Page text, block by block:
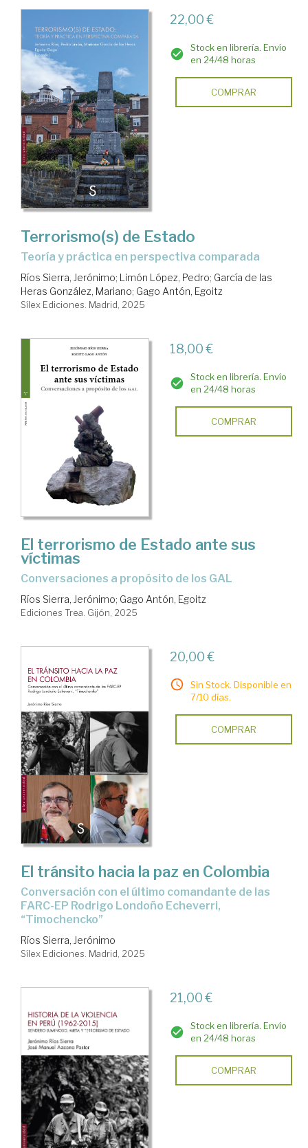
22,00 €
Stock en librería. Envío
en 24/48 horas
COMPRAR
Terrorismo(s) de Estado
Teoría y práctica en perspectiva comparada
Ríos Sierra, Jerónimo; Limón López, Pedro; García de las
Heras González, Mariano; Gago Antón, Egoitz
Sílex Ediciones. Madrid, 2025
18,00 €
Stock en librería. Envío
en 24/48 horas
COMPRAR
El terrorismo de Estado ante sus
víctimas
Conversaciones a propósito de los GAL
Ríos Sierra, Jerónimo; Gago Antón, Egoitz
Ediciones Trea. Gijón, 2025
20,00 €
Sin Stock. Disponible en
7/10 días.
COMPRAR
El tránsito hacia la paz en Colombia
Conversación con el último comandante de las
FARC-EP Rodrigo Londoño Echeverri,
“Timochencko”
Ríos Sierra, Jerónimo
Sílex Ediciones. Madrid, 2025
21,00 €
Stock en librería. Envío
en 24/48 horas
COMPRAR